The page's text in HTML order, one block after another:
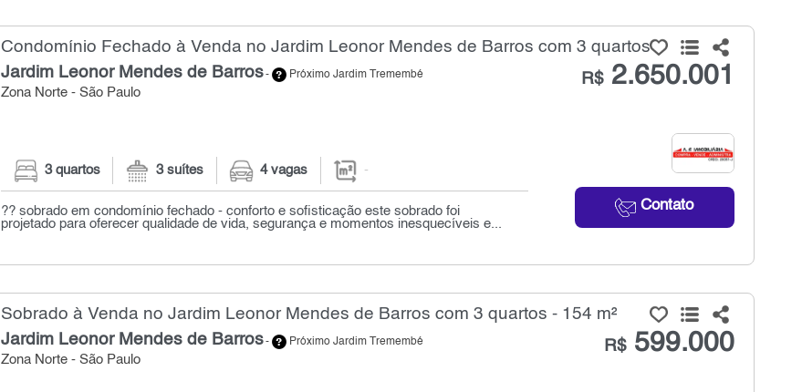
Condomínio Fechado à Venda no Jardim Leonor Mendes de Barros com 3 quartos
Jardim Leonor Mendes de Barros- Próximo Jardim Tremembé
Zona Norte - São Paulo
R$2.650.001
Contato
3 quartos 3 suítes 4 vagas -
?? sobrado em condomínio fechado - conforto e sofisticação este sobrado foi
projetado para oferecer qualidade de vida, segurança e momentos inesquecíveis e...
Sobrado à Venda no Jardim Leonor Mendes de Barros com 3 quartos - 154 m²
Jardim Leonor Mendes de Barros- Próximo Jardim Tremembé
Zona Norte - São Paulo
R$599.000